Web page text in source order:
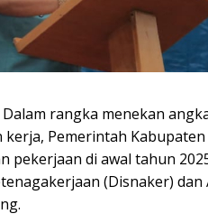
Dalam rangka menekan
Pemerintah
pekerjaan di awal tahun
(Disnaker) dan